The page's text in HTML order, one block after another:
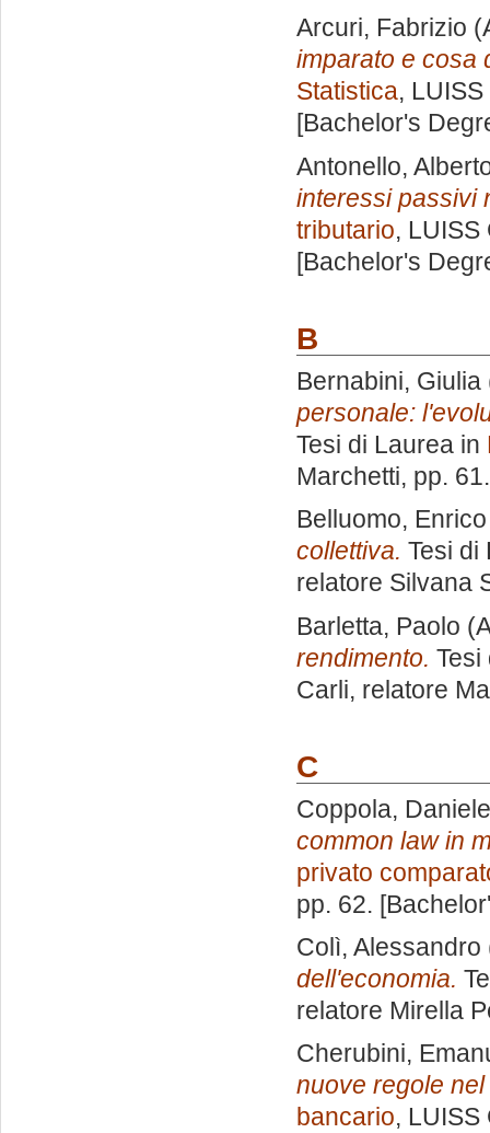
Arcuri, Fabrizio
imparato e cosa
Statistica,
[Bachelor's
Antonello,
interessi passivi
tributario,
[Bachelor's
B
Bernabini, Giulia
personale:
Tesi di Laurea in
Marchetti, pp.
Belluomo, Enrico
collettiva. Tesi
relatore Silvana
Barletta, Paolo
rendimento.
Carli, relatore
C
Coppola, Daniele
common law in
privato
pp. 62.
Colì, Alessandro
dell'economia.
relatore Mirella
Cherubini,
nuove regole
bancario,